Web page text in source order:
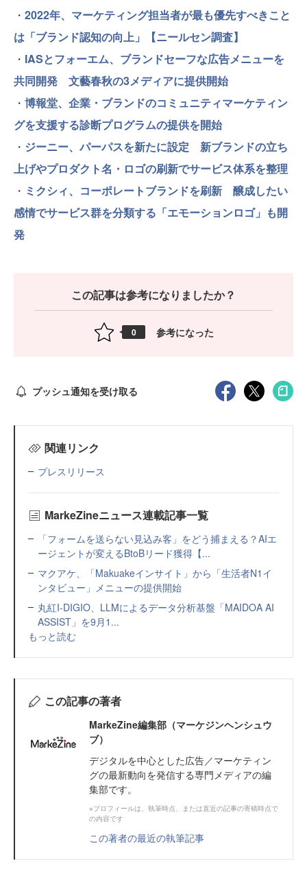
・ 2022年、マーケティング担当者が最も優先すべきこと
は「ブランド認知の向上」【ニールセン調査】
・ IASとフォーエム、ブランドセーフな広告メニューを
共同開発 文藝春秋の3メディアに提供開始
・ 博報堂、企業・ブランドのコミュニティマーケティン
グを支援する診断プログラムの提供を開始
・ ジーニー、パーパスを新たに設定 新ブランドの立ち
上げやプロダクト名・ロゴの刷新でサービス体系を整理
・ ミクシィ、コーポレートブランドを刷新 醸成したい
感情でサービス群を分類する「エモーションロゴ」も開
発
この記事は参考になりましたか？
0 参考になった
プッシュ通知を受け取る
関連リンク
プレスリリース
MarkeZineニュース連載記事一覧
「フォームを送らない見込み客」をどう捕まえる？AIエ
ージェントが変えるBtoBリード獲得【...
マクアケ、「Makuakeインサイト」から「生活者N1イ
ンタビュー」メニューの提供開始
丸紅I-DIGIO、LLMによるデータ分析基盤「MAIDOA AI
ASSIST」を9月1...
もっと読む
この記事の著者
MarkeZine編集部（マーケジンヘンシュウ
ブ）
デジタルを中心とした広告／マーケティン
グの最新動向を発信する専門メディアの編
集部です。
※プロフィールは、執筆時点、または直近の記事の寄稿時点で
の内容です
この著者の最近の執筆記事